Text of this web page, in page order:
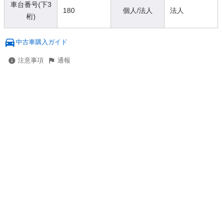
車台番号(下3
桁)
180 個人/法人 法人
中古車購入ガイド
注意事項 通報